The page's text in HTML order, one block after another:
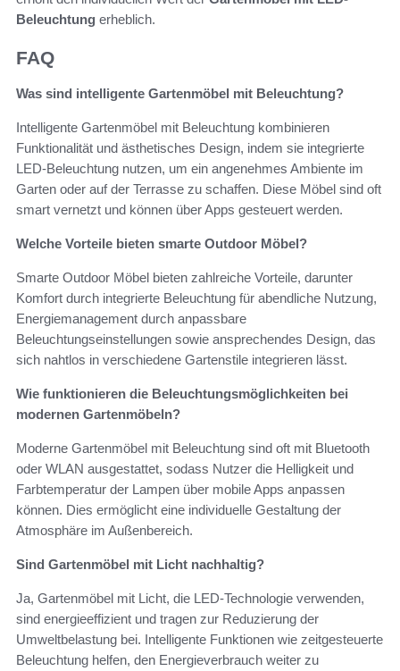
Beleuchtung erheblich.
FAQ
Was sind intelligente Gartenmöbel mit Beleuchtung?
Intelligente Gartenmöbel mit Beleuchtung kombinieren
Funktionalität und ästhetisches Design, indem sie integrierte
LED-Beleuchtung nutzen, um ein angenehmes Ambiente im
Garten oder auf der Terrasse zu schaffen. Diese Möbel sind oft
smart vernetzt und können über Apps gesteuert werden.
Welche Vorteile bieten smarte Outdoor Möbel?
Smarte Outdoor Möbel bieten zahlreiche Vorteile, darunter
Komfort durch integrierte Beleuchtung für abendliche Nutzung,
Energiemanagement durch anpassbare
Beleuchtungseinstellungen sowie ansprechendes Design, das
sich nahtlos in verschiedene Gartenstile integrieren lässt.
Wie funktionieren die Beleuchtungsmöglichkeiten bei
modernen Gartenmöbeln?
Moderne Gartenmöbel mit Beleuchtung sind oft mit Bluetooth
oder WLAN ausgestattet, sodass Nutzer die Helligkeit und
Farbtemperatur der Lampen über mobile Apps anpassen
können. Dies ermöglicht eine individuelle Gestaltung der
Atmosphäre im Außenbereich.
Sind Gartenmöbel mit Licht nachhaltig?
Ja, Gartenmöbel mit Licht, die LED-Technologie verwenden,
sind energieeffizient und tragen zur Reduzierung der
Umweltbelastung bei. Intelligente Funktionen wie zeitgesteuerte
Beleuchtung helfen, den Energieverbrauch weiter zu